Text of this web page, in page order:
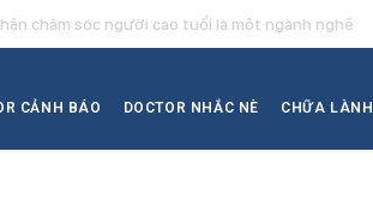
chăm sóc người cao tuổi là một ngành nghề
CẢNH BÁO DOCTOR NHẮC NÈ CHỮA LÀNH